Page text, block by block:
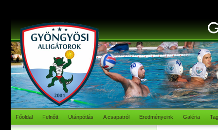
Főoldal Felnőtt Utánpótlás A csapatról Eredményeink Galéria